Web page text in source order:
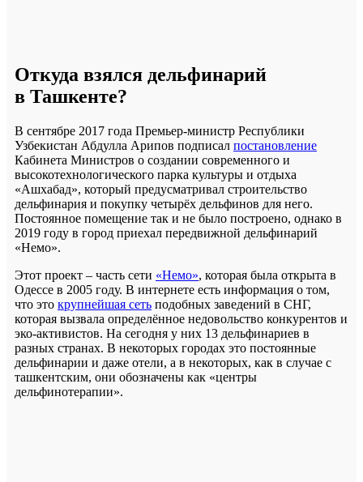
Откуда взялся дельфинарий
в Ташкенте?
В сентябре 2017 года Премьер-министр Республики
Узбекистан Абдулла Арипов подписал постановление
Кабинета Министров о создании современного и
высокотехнологического парка культуры и отдыха
«Ашхабад», который предусматривал строительство
дельфинария и покупку четырёх дельфинов для него.
Постоянное помещение так и не было построено, однако в
2019 году в город приехал передвижной дельфинарий
«Немо».
Этот проект – часть сети «Немо», которая была открыта в
Одессе в 2005 году. В интернете есть информация о том,
что это крупнейшая сеть подобных заведений в СНГ,
которая вызвала определённое недовольство конкурентов и
эко-активистов. На сегодня у них 13 дельфинариев в
разных странах. В некоторых городах это постоянные
дельфинарии и даже отели, а в некоторых, как в случае с
ташкентским, они обозначены как «центры
дельфинотерапии».